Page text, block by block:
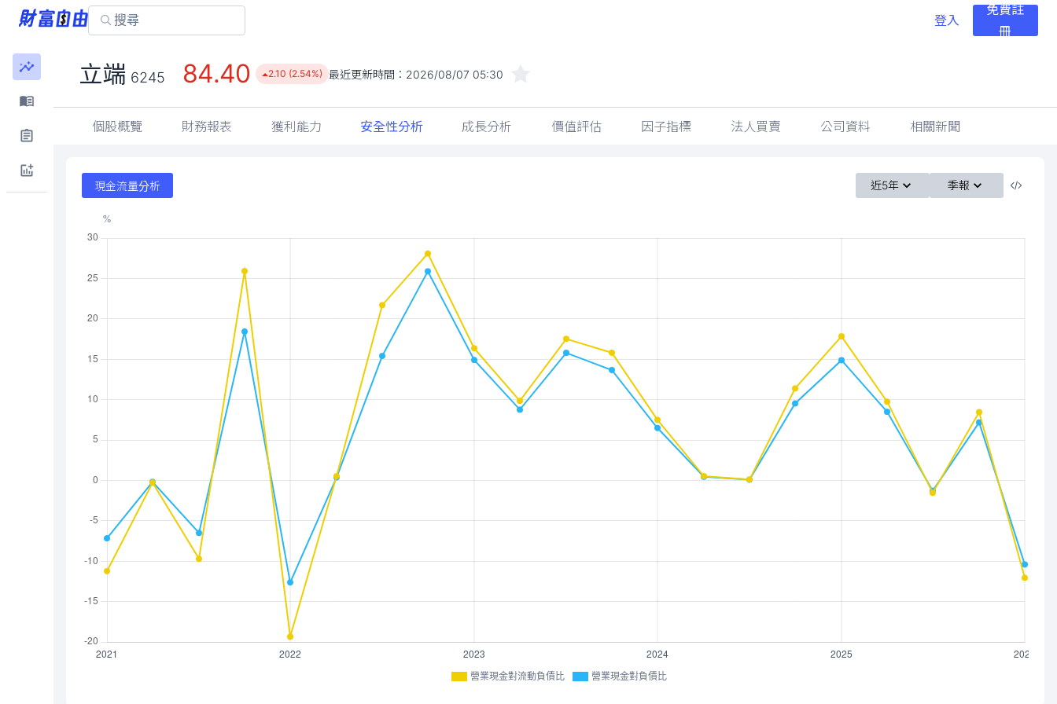
登入
免費註
冊
立端 6245 84.40 2.10 (2.54%) 最近更新時間： 2026/08/07 05:30
個股概覽 財務報表 獲利能力 安全性分析 成長分析 價值評估 因子指標 法人買賣 公司資料 相關新聞
現金流量分析 近5年 季報
營業現金對流動負債比 營業現金對負債比